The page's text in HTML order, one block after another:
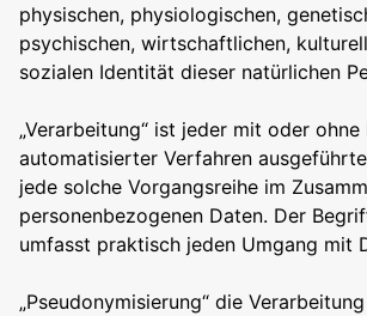
physischen, physiologischen,
psychischen, wirtschaftlichen,
sozialen Identität dieser natürlichen
„Verarbeitung“ ist jeder mit oder ohne
automatisierter Verfahren
jede solche Vorgangsreihe im
personenbezogenen Daten. Der
umfasst praktisch jeden Umgang mit
„Pseudonymisierung“ die Verarbeitung